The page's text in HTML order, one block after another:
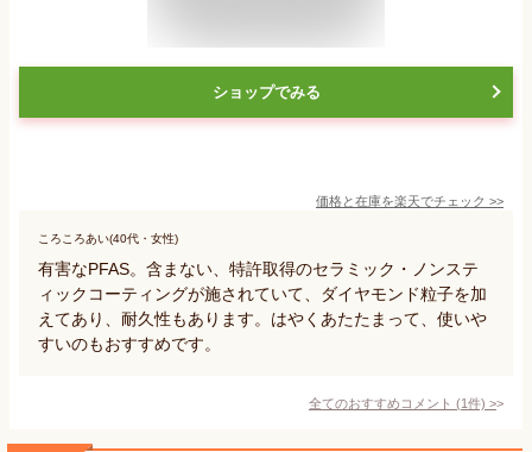
ショップでみる
価格と在庫を楽天でチェック >>
ころころあい(40代・女性)
有害なPFAS。含まない、特許取得のセラミック・ノンステ
ィックコーティングが施されていて、ダイヤモンド粒子を加
えてあり、耐久性もあります。はやくあたたまって、使いや
すいのもおすすめです。
全てのおすすめコメント (1件) >